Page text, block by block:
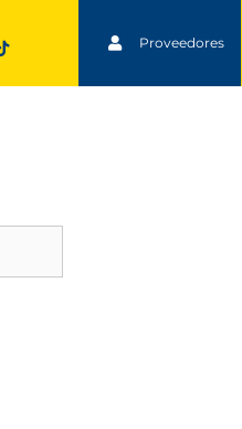
Proveedores